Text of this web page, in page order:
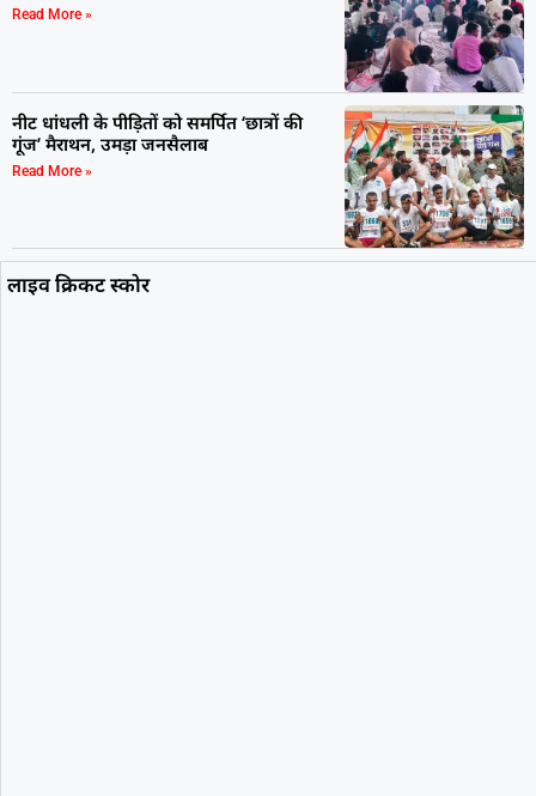
Read More »
नीट धांधली के पीड़ितों को समर्पित ‘छात्रों की
गूंज’ मैराथन, उमड़ा जनसैलाब
Read More »
लाइव क्रिकट स्कोर